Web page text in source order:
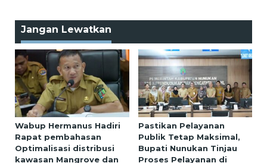
Jangan Lewatkan
Wabup Hermanus Hadiri
Rapat pembahasan
Optimalisasi distribusi
kawasan Mangrove dan
Pastikan Pelayanan
Publik Tetap Maksimal,
Bupati Nunukan Tinjau
Proses Pelayanan di